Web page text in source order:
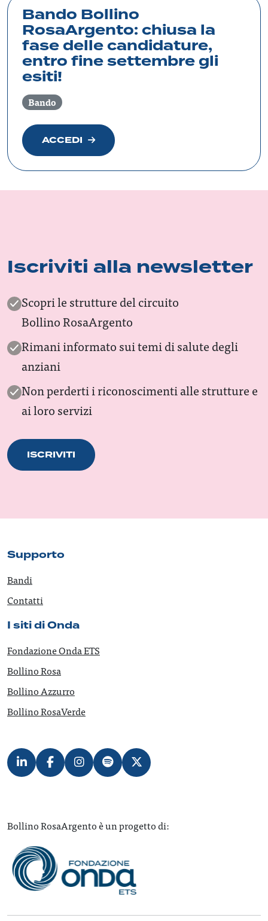
Bando Bollino
RosaArgento: chiusa la
fase delle candidature,
entro fine settembre gli
esiti!
Bando
ACCEDI
Iscriviti alla newsletter
Scopri le strutture del circuito
Bollino RosaArgento
Rimani informato sui temi di salute degli
anziani
Non perderti i riconoscimenti alle strutture e
ai loro servizi
ISCRIVITI
Bollino RosaArgento è un progetto di:
Supporto
Bandi
Contatti
I siti di Onda
Fondazione Onda ETS
Bollino Rosa
Bollino Azzurro
Bollino RosaVerde